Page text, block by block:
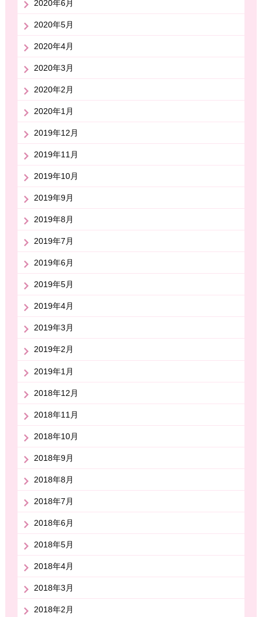
2020年6月
2020年5月
2020年4月
2020年3月
2020年2月
2020年1月
2019年12月
2019年11月
2019年10月
2019年9月
2019年8月
2019年7月
2019年6月
2019年5月
2019年4月
2019年3月
2019年2月
2019年1月
2018年12月
2018年11月
2018年10月
2018年9月
2018年8月
2018年7月
2018年6月
2018年5月
2018年4月
2018年3月
2018年2月